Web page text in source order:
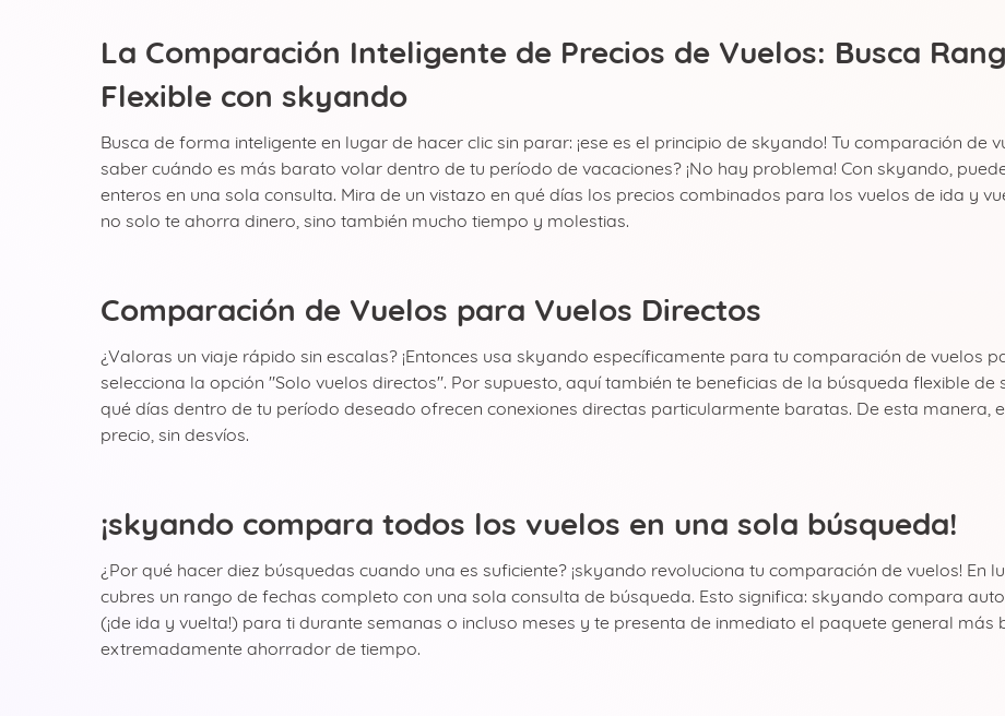
La Comparación Inteligente de Precios de Vuelos: Busca
Flexible con skyando
Busca de forma inteligente en lugar de hacer clic sin parar: ¡ese es el principio de skyando! Tu comparación de
saber cuándo es más barato volar dentro de tu período de vacaciones? ¡No hay problema! Con skyando,
enteros en una sola consulta. Mira de un vistazo en qué días los precios combinados para los vuelos de ida y
no solo te ahorra dinero, sino también mucho tiempo y molestias.
Comparación de Vuelos para Vuelos Directos
¿Valoras un viaje rápido sin escalas? ¡Entonces usa skyando específicamente para tu comparación de vuelos
selecciona la opción "Solo vuelos directos". Por supuesto, aquí también te beneficias de la búsqueda flexible
qué días dentro de tu período deseado ofrecen conexiones directas particularmente baratas. De esta
precio, sin desvíos.
¡skyando compara todos los vuelos en una sola búsqueda!
¿Por qué hacer diez búsquedas cuando una es suficiente? ¡skyando revoluciona tu comparación de vuelos! En
cubres un rango de fechas completo con una sola consulta de búsqueda. Esto significa: skyando compara
(¡de ida y vuelta!) para ti durante semanas o incluso meses y te presenta de inmediato el paquete general más
extremadamente ahorrador de tiempo.